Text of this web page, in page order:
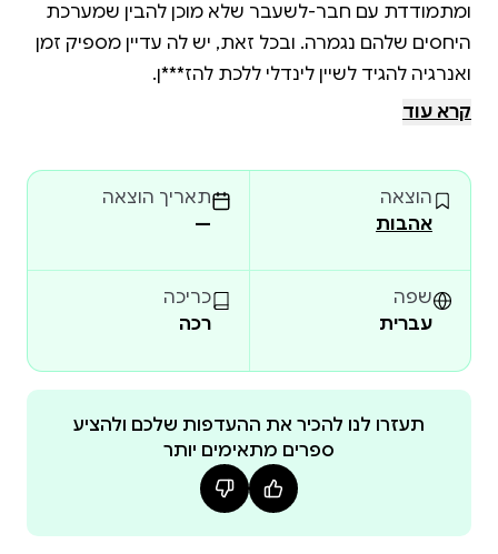
ומתמודדת עם חבר-לשעבר שלא מוכן להבין שמערכת
היחסים שלהם נגמרה. ובכל זאת, יש לה עדיין מספיק זמן
נחוש לשכב עם כל קבוצת המעודדות שלה. נכון, הוא
שחקן הוקי גבוה ומהמם, אבל הוא פולש לטריטוריה שלה.
המצב דורש חוקי יסוד: אסור לערוך מסיבות בדירה שלה,
מה שדיאנה לא מבינה הוא שלשיין נשבר מסטוצים
ונמאס לו מהסטטוס ״זה שהחברה שלו מזה שנים
החליטה להיפרד ממנו״. הוא רוצה מערכת יחסים.
כשהאקסית שלו חוזרת לתמונה, הוא מעמיד פנים שיש לו
בת זוג כדי לגרום לה לקנא… ומי מתאימה יותר לשחק את
קרא עוד
הוצאה
אהבות
תאריך הוצאה
—
שפה
עברית
כריכה
רכה
תעזרו לנו להכיר את ההעדפות שלכם ולהציע
ספרים מתאימים יותר